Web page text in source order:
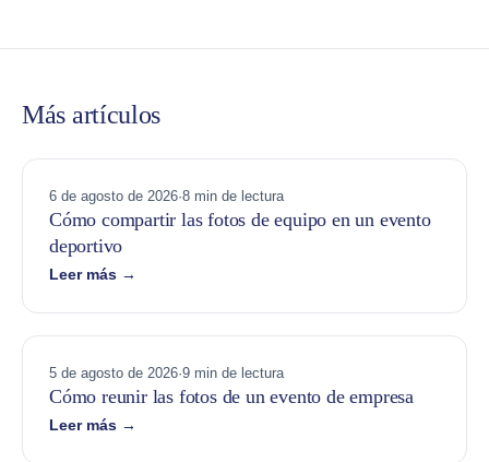
Más artículos
6 de agosto de 2026·8 min de lectura
Cómo compartir las fotos de equipo en un evento
deportivo
Leer más →
5 de agosto de 2026·9 min de lectura
Cómo reunir las fotos de un evento de empresa
Leer más →